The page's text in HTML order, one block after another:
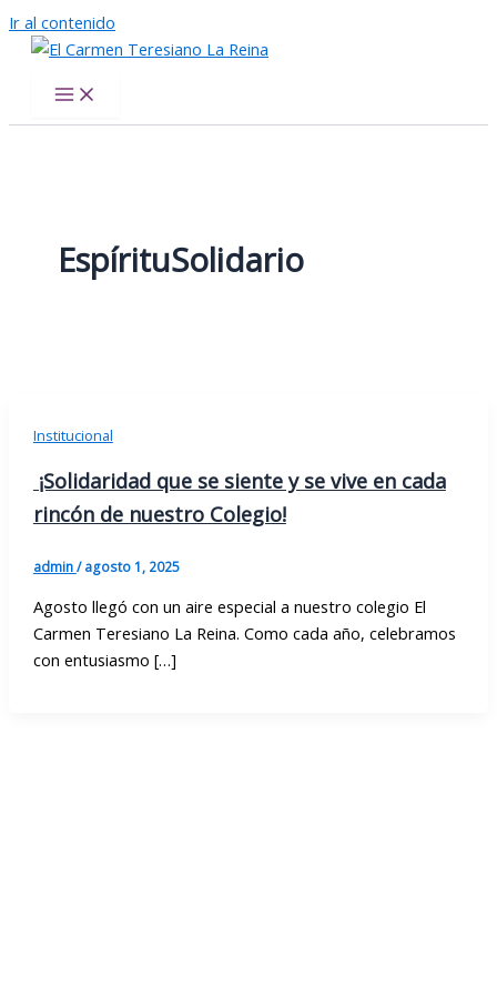
Ir al contenido
EspírituSolidario
Institucional
¡Solidaridad que se siente y se vive en cada
rincón de nuestro Colegio!
admin/agosto 1, 2025
Agosto llegó con un aire especial a nuestro colegio El
Carmen Teresiano La Reina. Como cada año, celebramos
con entusiasmo […]